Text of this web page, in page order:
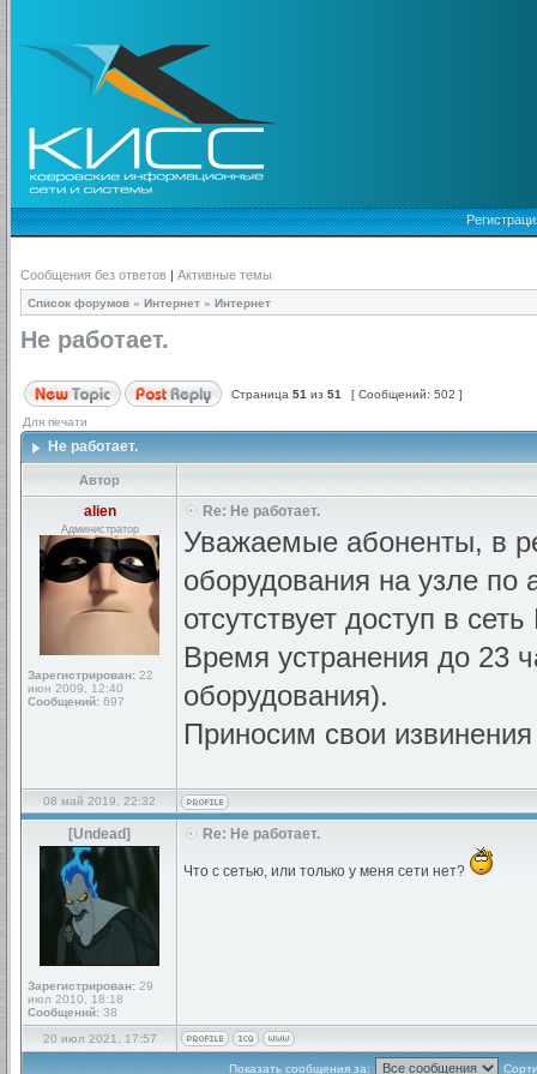
Сообщения без ответов | Активные темы
Список форумов » Интернет » Интернет
Не работает.
Страница 51 из 51 [ Сообщений: 502 ]
Для печати
Не работает.
Автор
alien
Администратор
Зарегистрирован: 22
июн 2009, 12:40
Сообщений: 697
Re: Не работает.
Уважаемые абоненты, в
оборудования на узле по
отсутствует доступ в
Время устранения до 23
оборудования).
Приносим свои
08 май 2019, 22:32
[Undead]
Зарегистрирован: 29
июл 2010, 18:18
Сообщений: 38
Re: Не работает.
Что с сетью, или только у меня сети нет?
20 июл 2021, 17:57
Показать сообщения за: